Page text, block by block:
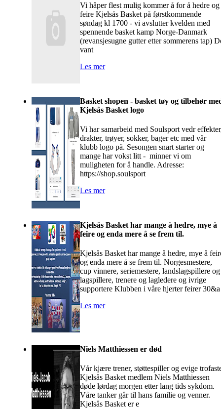
Vi håper flest mulig kommer å for å hedre og
feire Kjelsås Basket på førstkommende
søndag kl 1700 - vi avslutter kvelden med
spennende basket kamp Norge-Danmark
(revansjesugne gutter etter sommerens tap)
vant
Les mer
Basket shopen - basket tøy og tilbehør
Kjelsås Basket logo
Vi har samarbeid med Soulsport vedr
drakter, trøyer, sokker, bager etc med vår
klubb logo på. Sesongen snart starter og
mange har vokst litt - minner vi om
muligheten for å handle. Adresse:
https://shop.soulsport
Les mer
Kjelsås Basket har mange å hedre, mye å
feire og enda mere å se frem til.
Kjelsås Basket har mange å hedre, mye å
og enda mere å se frem til. Norgesmestere,
cup vinnere, seriemestere, landslagspillere og
lagspillere, trenere og lagledere og ivrige
supportere Klubben i våre hjerter feirer 30&a
Les mer
Niels Matthiessen er død
Vår kjære trener, støttespiller og evige
Kjelsås Basket medlem Niels Matthiessen
døde lørdag morgen etter lang tids sykdom.
Våre tanker går til hans familie og venner.
Kjelsås Basket er e